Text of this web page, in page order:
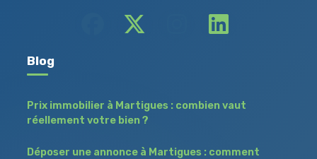
Blog
Prix immobilier à Martigues : combien vaut
réellement votre bien ?
Déposer une annonce à Martigues : comment